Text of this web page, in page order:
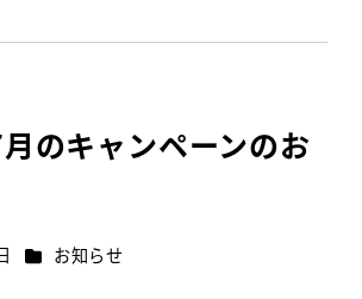
月のキャンペーンのお
カテゴリー
お知らせ